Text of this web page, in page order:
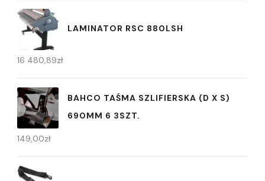
LAMINATOR RSC 880LSH
16 480,89zł
BAHCO TAŚMA SZLIFIERSKA (D X S)
690MM 6 3SZT.
149,00zł